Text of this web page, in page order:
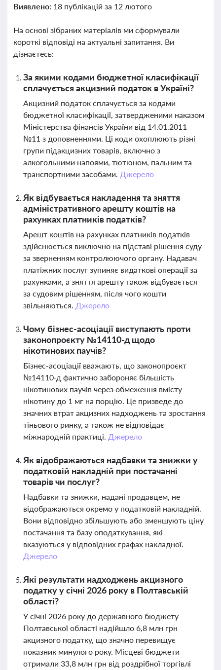
Виявлено: 18 публікацій за 12 лютого
На основі зібраних матеріалів ми сформували
короткі відповіді на актуальні запитання. Ви
дізнаєтесь:
За якими кодами бюджетної класифікації
сплачується акцизний податок в Україні?
Акцизний податок сплачується за кодами
бюджетної класифікації, затвердженими наказом
Міністерства фінансів України від 14.01.2011
№11 з доповненнями. Ці коди охоплюють різні
групи підакцизних товарів, включно з
алкогольними напоями, тютюном, пальним та
транспортними засобами. Джерело
Як відбувається накладення та зняття
адміністративного арешту коштів на
рахунках платників податків?
Арешт коштів на рахунках платників податків
здійснюється виключно на підставі рішення суду
за зверненням контролюючого органу. Надавач
платіжних послуг зупиняє видаткові операції за
рахунками, а зняття арешту також відбувається
за судовим рішенням, після чого кошти
звільняються. Джерело
Чому бізнес-асоціації виступають проти
законопроєкту №14110-д щодо
нікотинових паучів?
Бізнес-асоціації вважають, що законопроєкт
№14110-д фактично забороняє більшість
нікотинових паучів через обмеження вмісту
нікотину до 1 мг на порцію. Це призведе до
значних втрат акцизних надходжень та зростання
тіньового ринку, а також не відповідає
міжнародній практиці. Джерело
Як відображаються надбавки та знижки у
податковій накладній при постачанні
товарів чи послуг?
Надбавки та знижки, надані продавцем, не
відображаються окремо у податковій накладній.
Вони відповідно збільшують або зменшують ціну
постачання та базу оподаткування, які
вказуються у відповідних графах накладної.
Джерело
Які результати надходжень акцизного
податку у січні 2026 року в Полтавській
області?
У січні 2026 року до державного бюджету
Полтавської області надійшло 6,8 млн грн
акцизного податку, що значно перевищує
показник минулого року. Місцеві бюджети
отримали 33,8 млн грн від роздрібної торгівлі